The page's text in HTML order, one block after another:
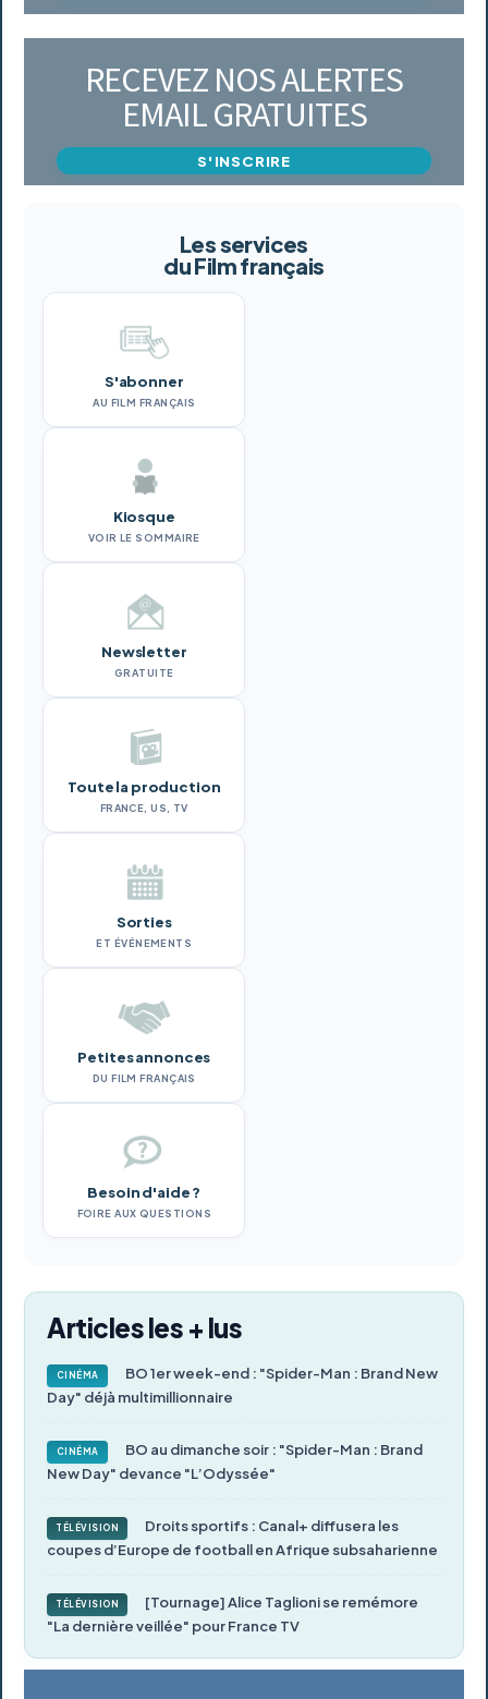
RECEVEZ NOS ALERTES
EMAIL GRATUITES
S'INSCRIRE
Les services
du Film français
S'abonner
AU FILM FRANÇAIS
Kiosque
VOIR LE SOMMAIRE
Newsletter
GRATUITE
Toute la production
FRANCE, US, TV
Sorties
ET ÉVÉNEMENTS
Petites annonces
DU FILM FRANÇAIS
Besoin d'aide ?
FOIRE AUX QUESTIONS
Articles les + lus
CINÉMA
BO 1er week-end : "Spider-Man : Brand New
Day" déjà multimillionnaire
CINÉMA
BO au dimanche soir : "Spider-Man : Brand
New Day" devance "L’Odyssée"
TÉLÉVISION
Droits sportifs : Canal+ diffusera les
coupes d’Europe de football en Afrique subsaharienne
TÉLÉVISION
[Tournage] Alice Taglioni se remémore
"La dernière veillée" pour France TV